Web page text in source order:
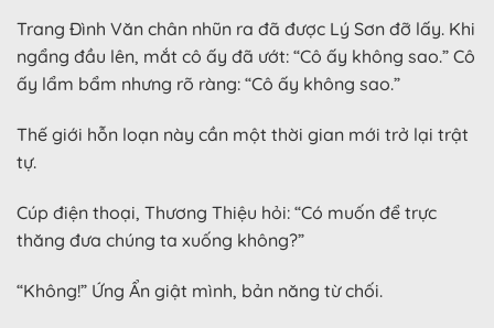
Trang Đình Văn chân nhũn ra đã được Lý Sơn đỡ lấy. Khi
ngẩng đầu lên, mắt cô ấy đã ướt: “Cô ấy không sao.” Cô
ấy lẩm bẩm nhưng rõ ràng: “Cô ấy không sao.”
Thế giới hỗn loạn này cần một thời gian mới trở lại trật
tự.
Cúp điện thoại, Thương Thiệu hỏi: “Có muốn để trực
thăng đưa chúng ta xuống không?”
“Không!” Ứng Ẩn giật mình, bản năng từ chối.